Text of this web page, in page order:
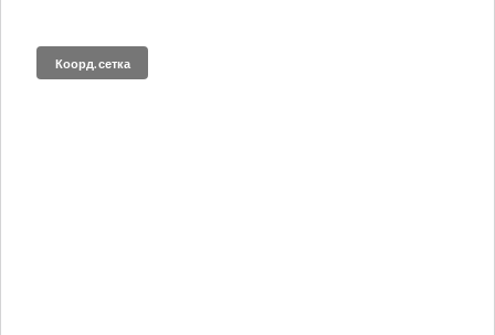
Коорд. сетка